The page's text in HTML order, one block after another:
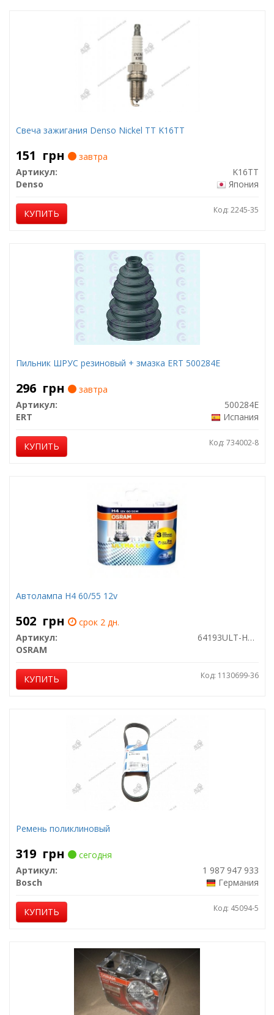
Свеча зажигания Denso Nickel TT K16TT
151 грн
завтра
Артикул:
K16TT
Denso
Япония
КУПИТЬ Код: 2245-35
Пильник ШРУС резиновый + змазка ERT 500284E
296 грн
завтра
Артикул:
500284E
ERT
Испания
КУПИТЬ Код: 734002-8
Автолампа H4 60/55 12v
502 грн
срок 2 дн.
Артикул:
64193ULT-HCB
OSRAM
КУПИТЬ Код: 1130699-36
Ремень поликлиновый
319 грн
сегодня
Артикул:
1 987 947 933
Bosch
Германия
КУПИТЬ Код: 45094-5